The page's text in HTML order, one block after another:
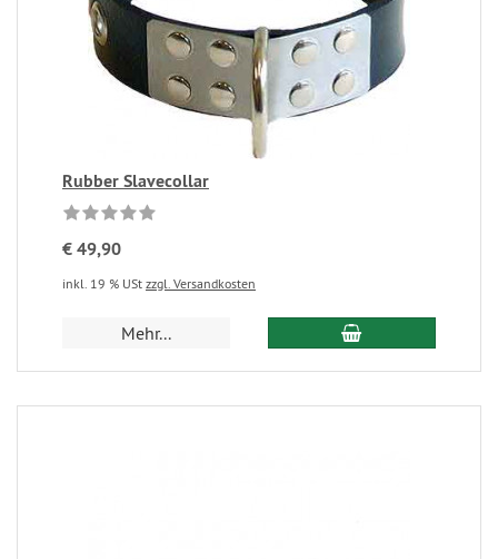
Rubber Slavecollar
€ 49,90
inkl. 19 % USt zzgl. Versandkosten
Mehr...